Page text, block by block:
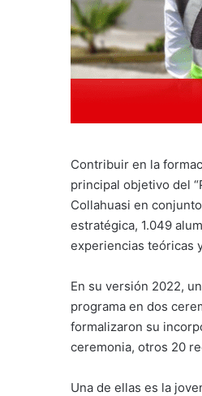
Contribuir en la
principal objetivo del
Collahuasi en
estratégica, 1.049
experiencias teóricas
En su versión 2022,
programa en dos
formalizaron su
ceremonia, otros 20
Una de ellas es la